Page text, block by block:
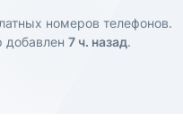
номеров телефонов.
7 ч. назад.